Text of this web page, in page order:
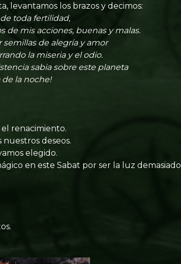
levantamos los brazos y decimos:
toda fertilidad,
de mis acciones, buenas y malas.
semillas de alegría y amor
la miseria y el odio.
sabia sobre este planeta
de la noche!
renacimiento.
nuestros deseos.
elegido.
en este Sabat por ser la luz demasiado